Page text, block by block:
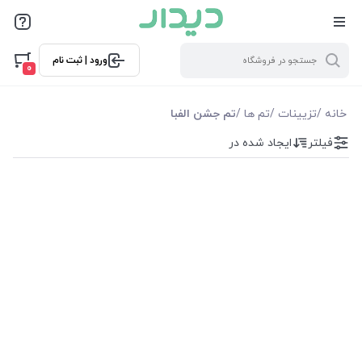
ورود | ثبت نام
0
خانه /تزیینات /تم ها /تم جشن الفبا
فیلترها
موجودی
نمایش همه محصولاتفیلتر ایجاد شده در